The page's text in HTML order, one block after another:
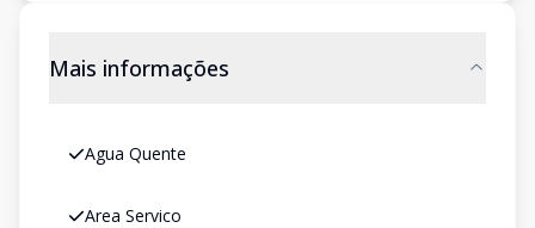
Mais informações
Agua Quente
Area Servico